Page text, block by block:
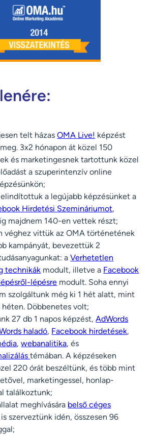
telt házasOMA Live! képzést
3x2 hónapon át közel 150
és marketingesnek tartottunk közel
a szuperintenzív online
a legújabb képzésünket a
Hirdetési Szemináriumot,
majdnem 140-en vettek részt;
véghez vittük az OMA történetének
kampányát, bevezettük 2
aVerhetetlen
technikák modult, illetve a Facebook
lépésre modult. Soha ennyi
szolgáltunk még ki 1 hét alatt, mint
héten. Döbbenetes volt;
27 db 1 napos képzést,AdWords
haladó, Facebook hirdetések,
,webanalitika, és
témában. A képzéseken
220 órát beszéltünk, és több mint
marketingessel, honlap-
találkoztunk;
meghívására belső céges
is szerveztünk idén, összesen 96